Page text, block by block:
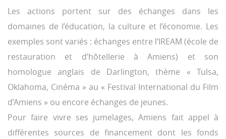
Les actions portent sur des échanges dans les
domaines de l’éducation, la culture et l’économie. Les
exemples sont variés : échanges entre l’IREAM (école de
restauration et d’hôtellerie à Amiens) et son
homologue anglais de Darlington, thème « Tulsa,
Oklahoma, Cinéma » au « Festival International du Film
d’Amiens » ou encore échanges de jeunes.
Pour faire vivre ses jumelages, Amiens fait appel à
différentes sources de financement dont les fonds